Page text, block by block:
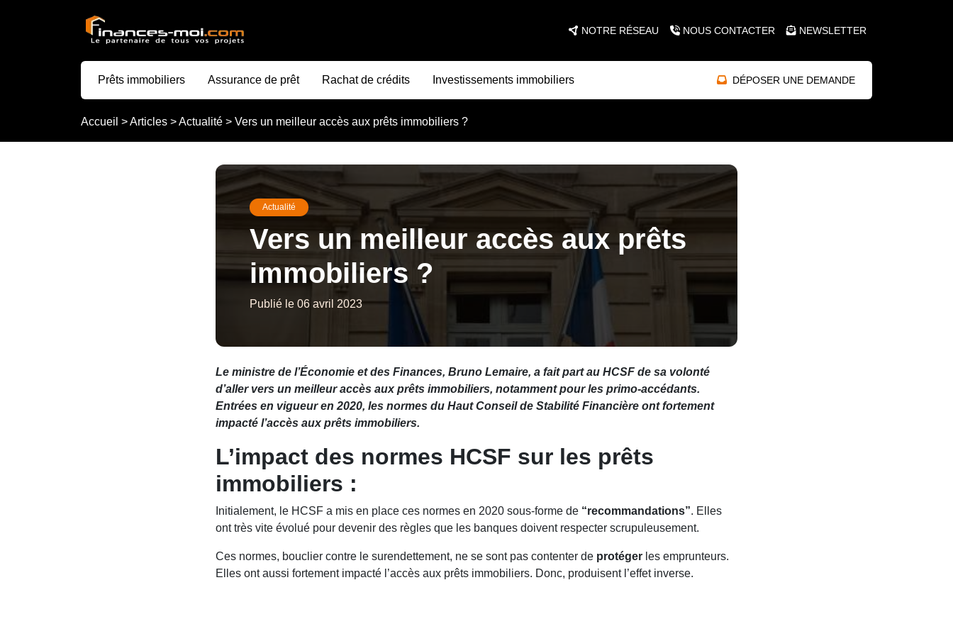
NOTRE RÉSEAU NOUS CONTACTER NEWSLETTER
Prêts immobiliers Assurance de prêt Rachat de crédits Investissements immobiliers DÉPOSER UNE DEMANDE
Accueil >Articles >Actualité > Vers un meilleur accès aux prêts immobiliers ?
Actualité
Vers un meilleur accès aux prêts
immobiliers ?
Publié le 06 avril 2023
Le ministre de l’Économie et des Finances, Bruno Lemaire, a fait part au HCSF de sa volonté
d’aller vers un meilleur accès aux prêts immobiliers, notamment pour les primo-accédants.
Entrées en vigueur en 2020, les normes du Haut Conseil de Stabilité Financière ont fortement
impacté l’accès aux prêts immobiliers.
L’impact des normes HCSF sur les prêts
immobiliers :
Initialement, le HCSF a mis en place ces normes en 2020 sous-forme de “recommandations”. Elles
ont très vite évolué pour devenir des règles que les banques doivent respecter scrupuleusement.
Ces normes, bouclier contre le surendettement, ne se sont pas contenter de protéger les emprunteurs.
Elles ont aussi fortement impacté l’accès aux prêts immobiliers. Donc, produisent l’effet inverse.